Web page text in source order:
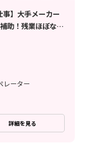
事】大手メーカー
助！残業ほぼなし
レーター
詳細を見る